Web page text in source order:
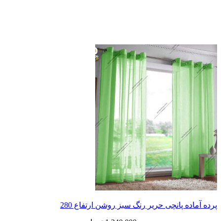
پرده آماده پانچی حریر رنگ سبز روشن ارتفاع 280